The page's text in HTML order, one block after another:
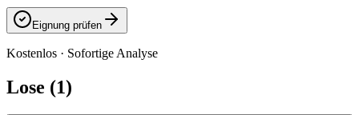
Eignung prüfen
Kostenlos · Sofortige Analyse
Lose (1)